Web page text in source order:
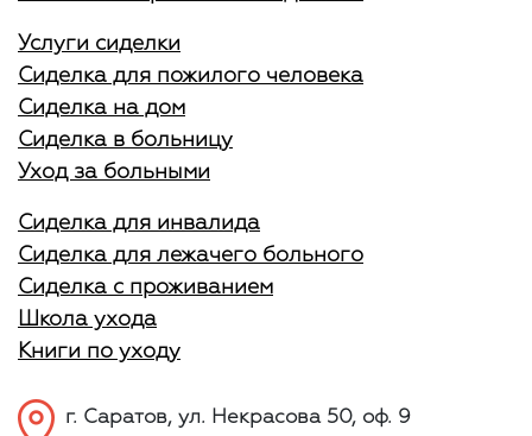
Услуги сиделки
Сиделка для пожилого человека
Сиделка на дом
Сиделка в больницу
Уход за больными
Сиделка для инвалида
Сиделка для лежачего больного
Сиделка с проживанием
Школа ухода
Книги по уходу
г. Саратов, ул. Некрасова 50, оф. 9